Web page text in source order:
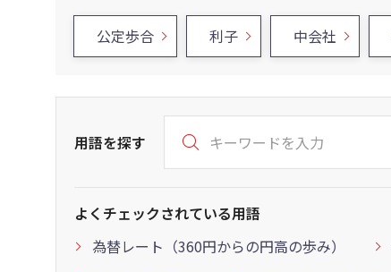
公定歩合 利子 中会社
用語を探す
よくチェックされている用語
為替レート（360円からの円高の歩み）